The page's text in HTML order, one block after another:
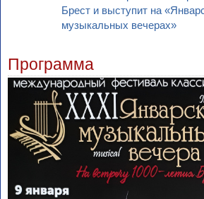
Брест и выступит на
музыкальных вечерах»
Программа